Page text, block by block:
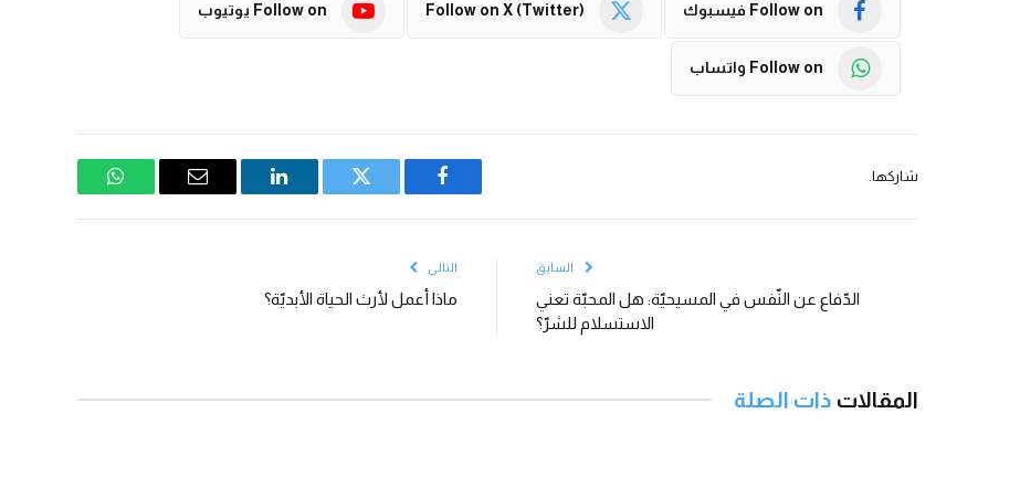
Follow on فيسبوك Follow on X (Twitter) Follow on يوتيوب
Follow on واتساب
شاركها.
فيسبوك تويتر لينكدإن
البريد
واتساب
السابق
الدّفاع عن النّفس في المسيحيّة: هل المحبّة تعني
الاستسلام للشرّ؟
التالي
ماذا أعمل لأرث الحياة الأبديّة؟
المقالات ذات الصلة